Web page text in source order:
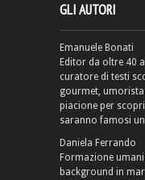
GLI AUTORI
Emanuele Bonati
Editor da oltre 40
curatore di testi
gourmet,
piacione per
saranno famosi
Daniela Ferrando
Formazione
background in